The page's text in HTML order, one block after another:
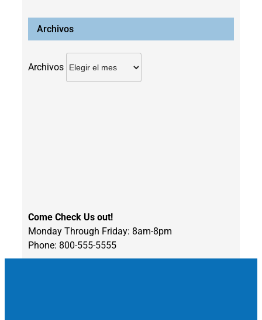
Archivos
Archivos
Come Check Us out!
Monday Through Friday: 8am-8pm
Phone: 800-555-5555